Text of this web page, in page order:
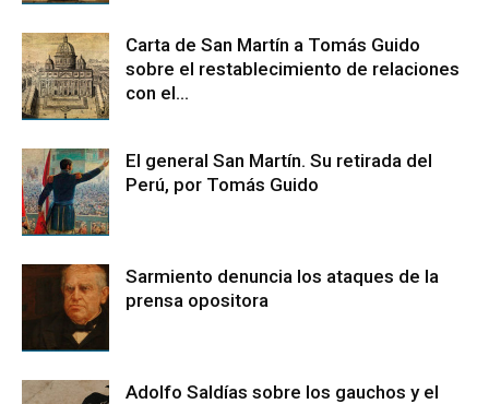
Carta de San Martín a Tomás Guido
sobre el restablecimiento de relaciones
con el...
El general San Martín. Su retirada del
Perú, por Tomás Guido
Sarmiento denuncia los ataques de la
prensa opositora
Adolfo Saldías sobre los gauchos y el